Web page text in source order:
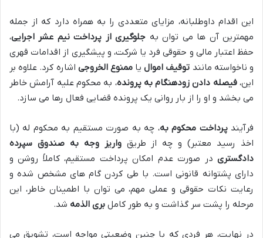
این اقدام داوطلبانه، مزایای متعددی را به همراه دارد که از جمله
مهمترین آن ها می توان به جلوگیری از پرداخت نیم عشر اجرایی،
حفظ اعتبار مالی و حقوقی فرد یا شرکت، و پیشگیری از اقدامات قهری
و ناخواسته مانند توقیف اموالیاممنوع الخروجی اشاره کرد. علاوه بر
این،فیصله دادن زودهنگام به پرونده، به محکوم علیه آرامش خاطر
می بخشد و او را از بار روانی یک پرونده قضایی فعال رها می سازد.
فرآیندپرداخت محکوم به، چه به صورت مستقیم به محکوم له (با
اخذ رسید معتبر) و چه از طریقواریز وجه به صندوق سپرده
دادگستری در صورت عدم امکان پرداخت مستقیم، کاملاً روشن و
دارای پشتوانه قانونی است. با طی کردن گام های مشخص شده و
رعایت نکات حقوقی و عملی مهم، می توان با اطمینان خاطر، این
مرحله را پشت سر گذاشت و به طور کامل بری الذمه شد.
در نهایت، هر فردی که با چنین وضعیتی مواجه است، تشویق می